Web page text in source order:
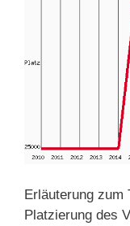
Erläuterung zum
Platzierung des